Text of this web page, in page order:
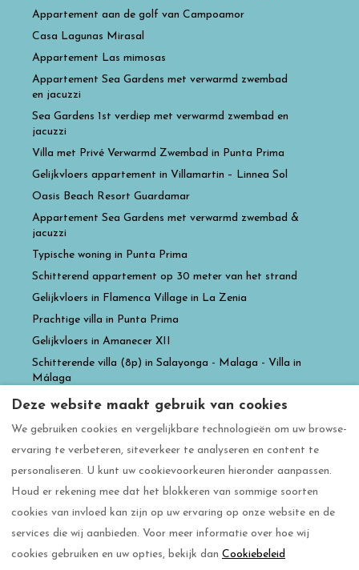
Appartement aan de golf van Campoamor
Casa Lagunas Mirasal
Appartement Las mimosas
Appartement Sea Gardens met verwarmd zwembad
en jacuzzi
Sea Gardens 1st verdiep met verwarmd zwembad en
jacuzzi
Villa met Privé Verwarmd Zwembad in Punta Prima
Gelijkvloers appartement in Villamartin – Linnea Sol
Oasis Beach Resort Guardamar
Appartement Sea Gardens met verwarmd zwembad &
jacuzzi
Typische woning in Punta Prima
Schitterend appartement op 30 meter van het strand
Gelijkvloers in Flamenca Village in La Zenia
Prachtige villa in Punta Prima
Gelijkvloers in Amanecer XII
Schitterende villa (8p) in Salayonga - Malaga - Villa in
Málaga
Prachtige villa aan Vistabella Golf
Villa familiale de luxe avec grande piscine privée
Casa la luz Amanecer XII
Casa Gia Paradise Resort
Nederlands EUR +34 604470876
Deze website maakt gebruik van cookies
We gebruiken cookies en vergelijkbare technologieën om uw browse-
ervaring te verbeteren, siteverkeer te analyseren en content te
personaliseren. U kunt uw cookievoorkeuren hieronder aanpassen.
Houd er rekening mee dat het blokkeren van sommige soorten
cookies van invloed kan zijn op uw ervaring op onze website en de
services die wij aanbieden. Voor meer informatie over hoe wij
cookies gebruiken en uw opties, bekijk dan Cookiebeleid